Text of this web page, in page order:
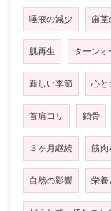
唾液の減少 歯茎
肌再生 ターンオ
新しい季節 心と
首肩コリ 鎖骨
３ヶ月継続 筋肉
自然の影響 栄養